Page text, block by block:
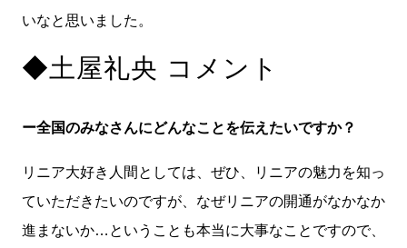
いなと思いました。
◆土屋礼央 コメント
ー全国のみなさんにどんなことを伝えたいですか？
リニア大好き人間としては、ぜひ、リニアの魅力を知っ
ていただきたいのですが、なぜリニアの開通がなかなか
進まないか…ということも本当に大事なことですので、